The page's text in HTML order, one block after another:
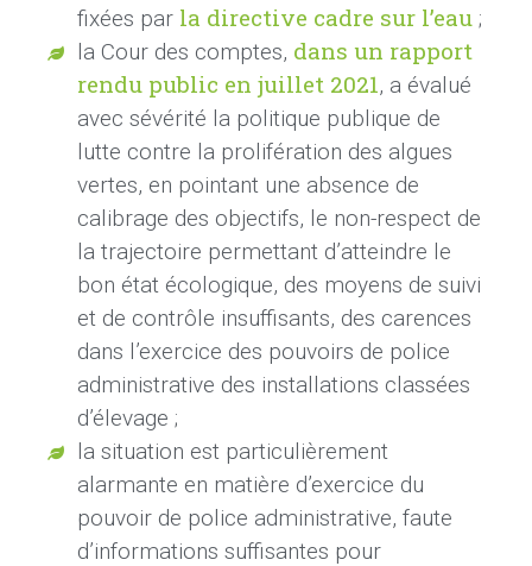
fixées par la directive cadre sur l’eau ;
la Cour des comptes, dans un rapport
rendu public en juillet 2021, a évalué
avec sévérité la politique publique de
lutte contre la prolifération des algues
vertes, en pointant une absence de
calibrage des objectifs, le non-respect de
la trajectoire permettant d’atteindre le
bon état écologique, des moyens de suivi
et de contrôle insuffisants, des carences
dans l’exercice des pouvoirs de police
administrative des installations classées
d’élevage ;
la situation est particulièrement
alarmante en matière d’exercice du
pouvoir de police administrative, faute
d’informations suffisantes pour